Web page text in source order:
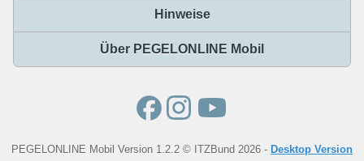
Hinweise
Über PEGELONLINE Mobil
PEGELONLINE Mobil Version 1.2.2 © ITZBund 2026 - Desktop Version